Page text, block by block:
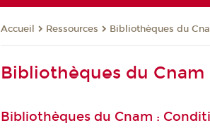
Accueil Ressources Bibliothèques du
Bibliothèques du Cnam
Bibliothèques du Cnam :